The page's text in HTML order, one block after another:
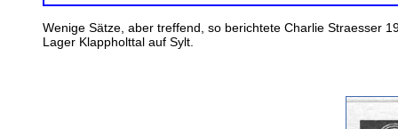
Wenige Sätze, aber treffend, so berichtete Charlie Straesser
Lager Klappholttal auf Sylt.